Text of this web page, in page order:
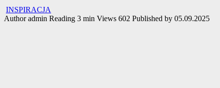
INSPIRACJA
Author admin Reading 3 min Views 602 Published by 05.09.2025